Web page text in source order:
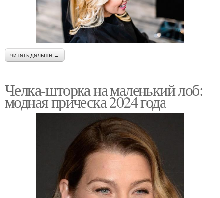
читать дальше →
Челка-шторка на маленький лоб:
модная прическа 2024 года